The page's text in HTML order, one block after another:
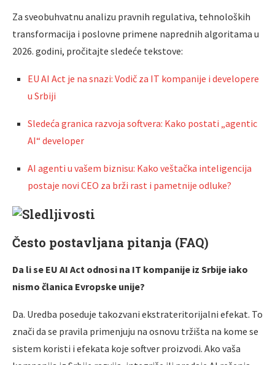
Za sveobuhvatnu analizu pravnih regulativa, tehnoloških
transformacija i poslovne primene naprednih algoritama u
2026. godini, pročitajte sledeće tekstove:
EU AI Act je na snazi: Vodič za IT kompanije i developere
u Srbiji
Sledeća granica razvoja softvera: Kako postati „agentic
AI“ developer
AI agenti u vašem biznisu: Kako veštačka inteligencija
postaje novi CEO za brži rast i pametnije odluke?
Često postavljana pitanja (FAQ)
Da li se EU AI Act odnosi na IT kompanije iz Srbije iako
nismo članica Evropske unije?
Da. Uredba poseduje takozvani ekstrateritorijalni efekat. To
znači da se pravila primenjuju na osnovu tržišta na kome se
sistem koristi i efekata koje softver proizvodi. Ako vaša